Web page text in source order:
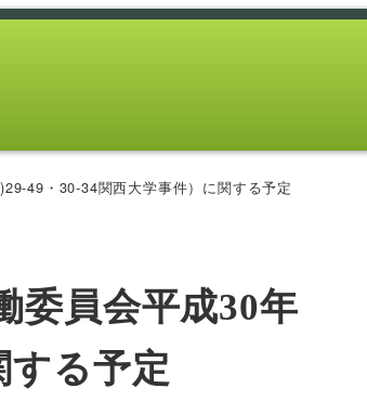
49・30-34関西大学事件）に関する予定
委員会平成30年
する予定